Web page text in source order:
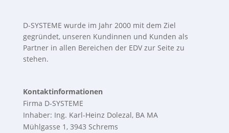
D-SYSTEME wurde im Jahr 2000 mit dem Ziel
gegründet, unseren Kundinnen und Kunden als
Partner in allen Bereichen der EDV zur Seite zu
stehen.
Kontaktinformationen
Firma D-SYSTEME
Inhaber: Ing. Karl-Heinz Dolezal, BA MA
Mühlgasse 1, 3943 Schrems